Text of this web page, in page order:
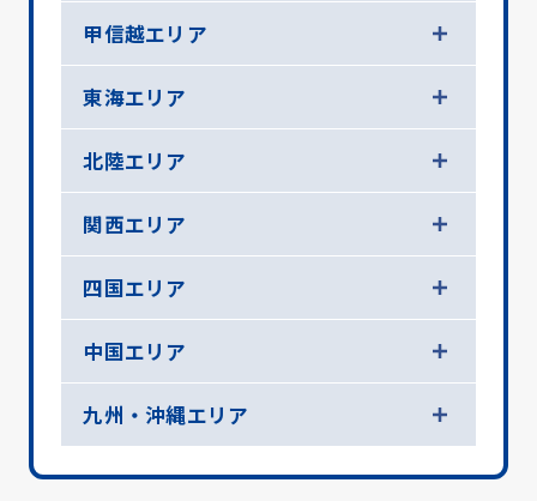
甲信越エリア
東海エリア
北陸エリア
関西エリア
四国エリア
中国エリア
九州・沖縄エリア